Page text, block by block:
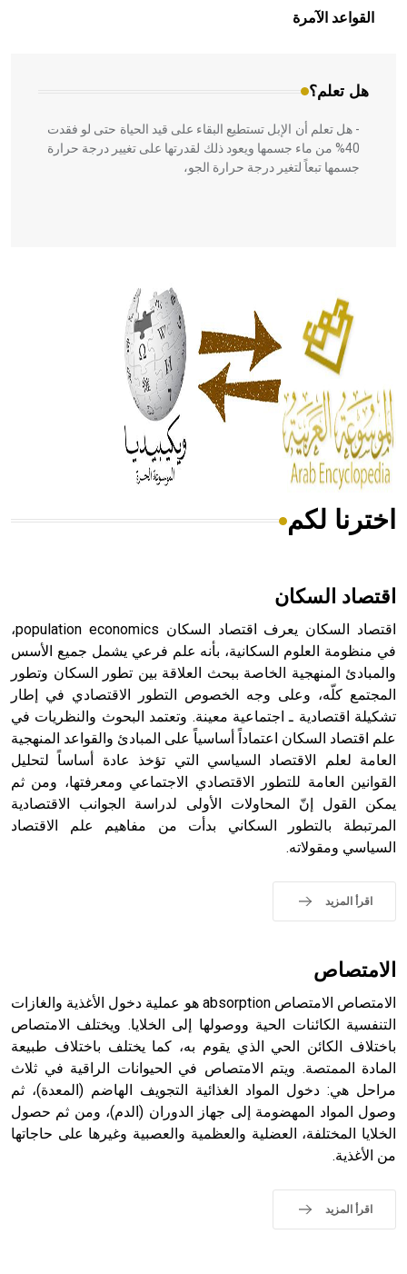
القواعد الآمرة
هل تعلم؟
بالعمارة الإسلامية في بلاد الشام ومصر خاصة، حيث يحرص
المعمار على بناء مداميكه وخاصة في الواجهات
- هل تعلم أن الإبل تستطيع البقاء على قيد الحياة حتى لو فقدت
40% من ماء جسمها ويعود ذلك لقدرتها على تغيير درجة حرارة
جسمها تبعاً لتغير درجة حرارة الجو،
الحكم، الأدلة، تنظيم التغذية، ورسالته في جروح الرأس. ويعود
له الفضل بأنه حرر الطب من الدين والفلسفة.
- هل تعلم أن المرجان إفراز حيواني يتكون في البحر ويتركب
من مادة كربونات الكلسيوم، وهو أحمر أو شديد الحمرة وهو
أجود أنواعه، ويمتاز بكبر الحجم ويسمى الش
هل تعلم أن الأبسيد كلمة فرنسية اللفظ تم اعتمادها مصطلحاً
- هل تعلم أن أبجر Abgar اسم معروف جيداً يعود إلى عدد من
الملوك الذين حكموا مدينة إديسا (الرها) من أبجر الأول وحتى
التاسع، وهم ينتسبون إلى أسرة أوسروين
- هل تعلم أن الأبجدية الكنعانية تتألف من /22/ علامة كتابية
sign تكتب منفصلة غير متصلة، وتعتمد المبدأ الأكوروفوني،
حيث تقتصر القيمة الصوتية للعلامة الك
اخترنا لكم
اقتصاد السكان
اقتصاد السكان يعرف اقتصاد السكان population economics،
في منظومة العلوم السكانية، بأنه علم فرعي يشمل جميع الأسس
والمبادئ المنهجية الخاصة ببحث العلاقة بين تطور السكان وتطور
المجتمع كلّه، وعلى وجه الخصوص التطور الاقتصادي في إطار
تشكيلة اقتصادية ـ اجتماعية معينة. وتعتمد البحوث والنظريات في
علم اقتصاد السكان اعتماداً أساسياً على المبادئ والقواعد المنهجية
العامة لعلم الاقتصاد السياسي التي تؤخذ عادة أساساً لتحليل
القوانين العامة للتطور الاقتصادي الاجتماعي ومعرفتها، ومن ثم
يمكن القول إنّ المحاولات الأولى لدراسة الجوانب الاقتصادية
المرتبطة بالتطور السكاني بدأت من مفاهيم علم الاقتصاد
السياسي ومقولاته.
اقرأ المزيد
الامتصاص
الامتصاص الامتصاص absorption هو عملية دخول الأغذية والغازات
التنفسية الكائنات الحية ووصولها إلى الخلايا. ويختلف الامتصاص
باختلاف الكائن الحي الذي يقوم به، كما يختلف باختلاف طبيعة
المادة الممتصة. ويتم الامتصاص في الحيوانات الراقية في ثلاث
مراحل هي: دخول المواد الغذائية التجويف الهاضم (المعدة)، ثم
وصول المواد المهضومة إلى جهاز الدوران (الدم)، ومن ثم حصول
الخلايا المختلفة، العضلية والعظمية والعصبية وغيرها على حاجاتها
من الأغذية.
اقرأ المزيد